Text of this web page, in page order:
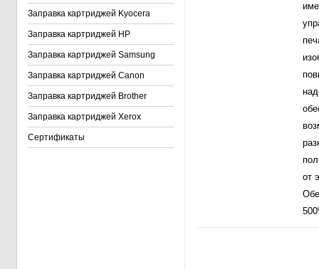
Заправка картриджей Kyocera
Заправка картриджей HP
Заправка картриджей Samsung
Заправка картриджей Canon
Заправка картриджей Brother
Заправка картриджей Xerox
Сертификаты
от